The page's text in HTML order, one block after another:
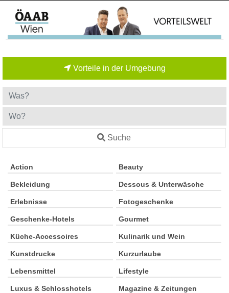
Vorteile in der Umgebung
Suche
Action Beauty
Bekleidung Dessous & Unterwäsche
Erlebnisse Fotogeschenke
Geschenke-Hotels Gourmet
Küche-Accessoires Kulinarik und Wein
Kunstdrucke Kurzurlaube
Lebensmittel Lifestyle
Luxus & Schlosshotels Magazine & Zeitungen